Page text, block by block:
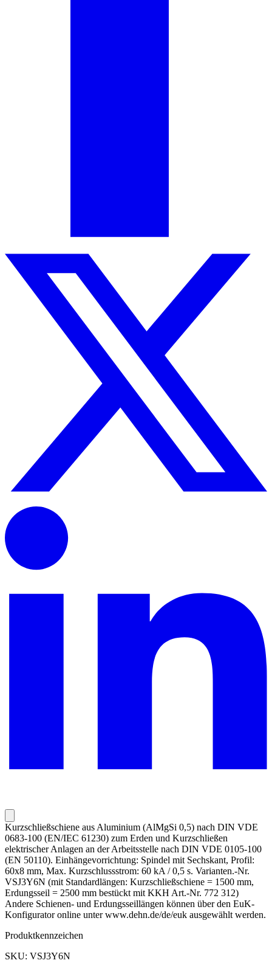
Kurzschließschiene aus Aluminium (AlMgSi 0,5) nach DIN VDE
0683-100 (EN/IEC 61230) zum Erden und Kurzschließen
elektrischer Anlagen an der Arbeitsstelle nach DIN VDE 0105-100
(EN 50110). Einhängevorrichtung: Spindel mit Sechskant, Profil:
60x8 mm, Max. Kurzschlussstrom: 60 kA / 0,5 s. Varianten.-Nr.
VSJ3Y6N (mit Standardlängen: Kurzschließschiene = 1500 mm,
Erdungsseil = 2500 mm bestückt mit KKH Art.-Nr. 772 312)
Andere Schienen- und Erdungsseillängen können über den EuK-
Konfigurator online unter www.dehn.de/de/euk ausgewählt werden.
Produktkennzeichen
SKU: VSJ3Y6N